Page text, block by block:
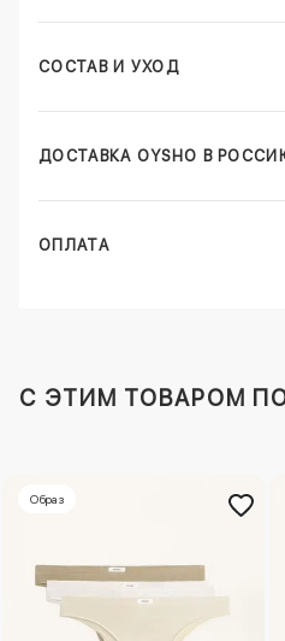
СОСТАВ И УХОД
ДОСТАВКА OYSHO В
ОПЛАТА
C ЭТИМ ТОВАРОМ
Образ